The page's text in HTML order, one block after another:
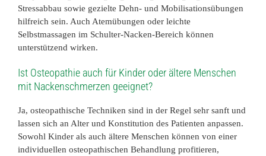
Stressabbau sowie gezielte Dehn- und Mobilisationsübungen
hilfreich sein. Auch Atemübungen oder leichte
Selbstmassagen im Schulter-Nacken-Bereich können
unterstützend wirken.
Ist Osteopathie auch für Kinder oder ältere Menschen
mit Nackenschmerzen geeignet?
Ja, osteopathische Techniken sind in der Regel sehr sanft und
lassen sich an Alter und Konstitution des Patienten anpassen.
Sowohl Kinder als auch ältere Menschen können von einer
individuellen osteopathischen Behandlung profitieren,